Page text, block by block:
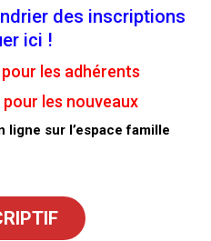
des inscriptions
ici !
les adhérents
pour les nouveaux
ligne sur l’espace famille